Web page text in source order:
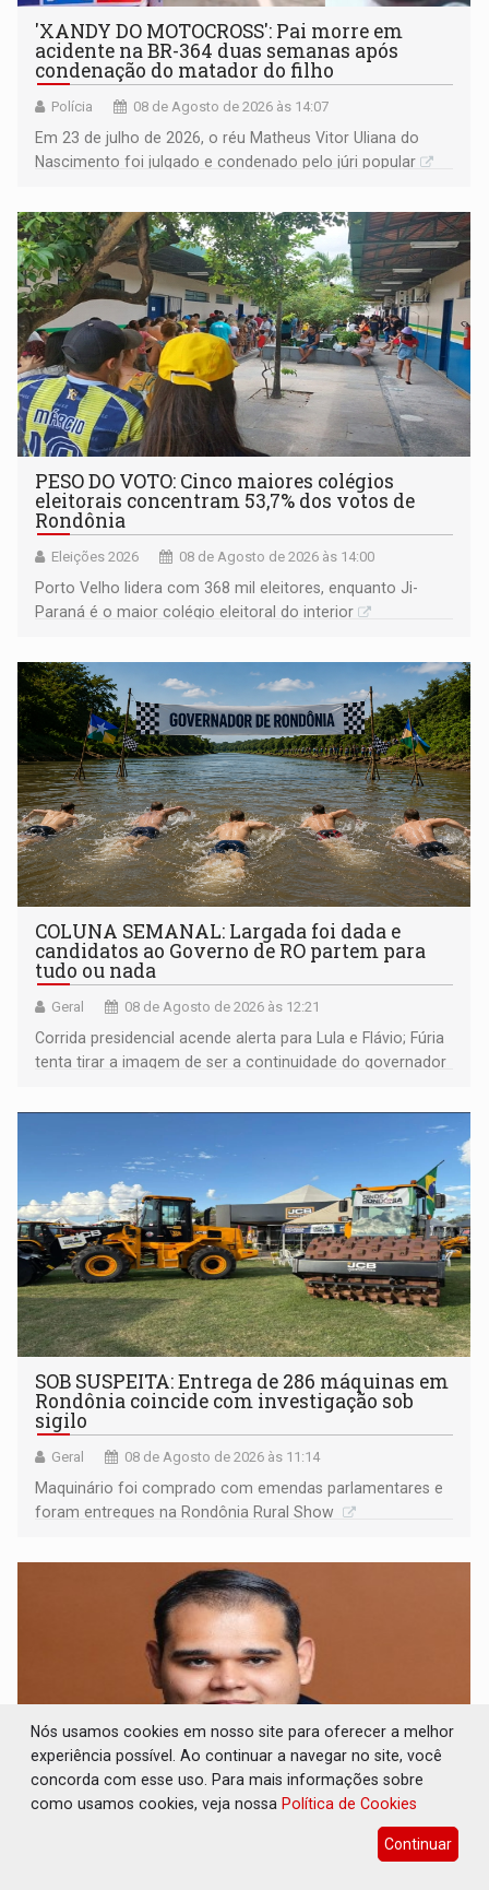
'XANDY DO MOTOCROSS': Pai morre em
acidente na BR-364 duas semanas após
condenação do matador do filho
Polícia 08 de Agosto de 2026 às 14:07
Em 23 de julho de 2026, o réu Matheus Vitor Uliana do
Nascimento foi julgado e condenado pelo júri popular
PESO DO VOTO: Cinco maiores colégios
eleitorais concentram 53,7% dos votos de
Rondônia
Eleições 2026 08 de Agosto de 2026 às 14:00
Porto Velho lidera com 368 mil eleitores, enquanto Ji-
Paraná é o maior colégio eleitoral do interior
COLUNA SEMANAL: Largada foi dada e
candidatos ao Governo de RO partem para
tudo ou nada
Geral 08 de Agosto de 2026 às 12:21
Corrida presidencial acende alerta para Lula e Flávio; Fúria
tenta tirar a imagem de ser a continuidade do governador
não ter entrado no modo eleição; ABAV faz evento em
SOB SUSPEITA: Entrega de 286 máquinas em
Rondônia coincide com investigação sob
sigilo
Geral 08 de Agosto de 2026 às 11:14
Maquinário foi comprado com emendas parlamentares e
foram entregues na Rondônia Rural Show
Nós usamos cookies em nosso site para oferecer a melhor
experiência possível. Ao continuar a navegar no site, você
concorda com esse uso. Para mais informações sobre
como usamos cookies, veja nossa Política de Cookies
Continuar